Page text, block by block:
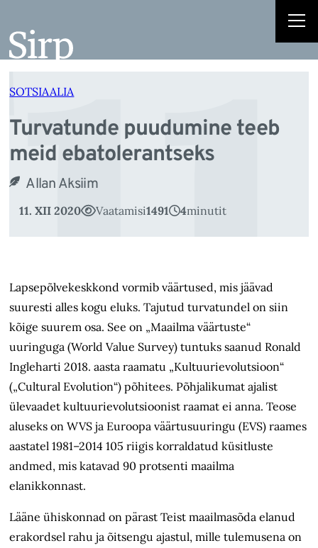
juurde
SOTSIAALIA
Turvatunde puudumine teeb
meid ebatolerantseks
Allan Aksiim
11. XII 2020 Vaatamisi1491 4minutit
Lapsepõlvekeskkond vormib väärtused, mis jäävad
suuresti alles kogu eluks. Tajutud turvatundel on siin
kõige suurem osa. See on „Maailma väärtuste“
uuringuga (World Value Survey) tuntuks saanud Ronald
Ingleharti 2018. aasta raamatu „Kultuurievolutsioon“
(„Cultural Evolution“) põhitees. Põhjalikumat ajalist
ülevaadet kultuurievolutsioonist raamat ei anna. Teose
aluseks on WVS ja Euroopa väärtusuuringu (EVS) raames
aastatel 1981–2014 105 riigis korraldatud küsitluste
andmed, mis katavad 90 protsenti maailma
elanikkonnast.
Lääne ühiskonnad on pärast Teist maailmasõda elanud
erakordsel rahu ja õitsengu ajastul, mille tulemusena on